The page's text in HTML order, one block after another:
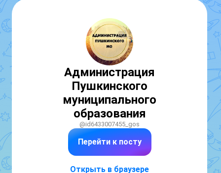
Администрация
Пушкинского
муниципального
образования
@id6433007455_gos
Перейти к посту
Открыть в браузере